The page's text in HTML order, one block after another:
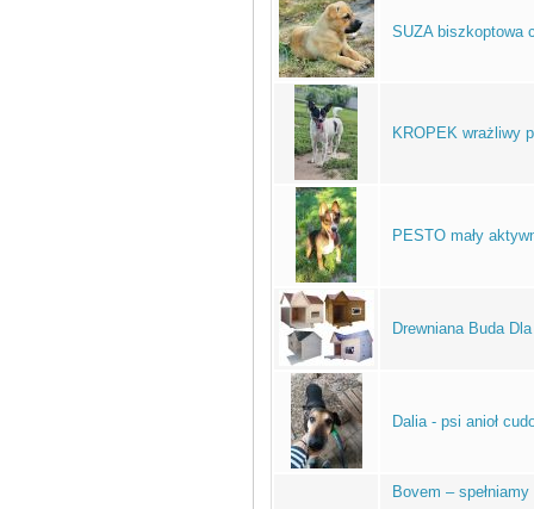
SUZA biszkoptowa
KROPEK wrażliwy
PESTO mały
Drewniana Buda
Dalia - psi anioł
Bovem –